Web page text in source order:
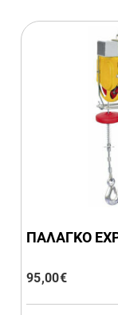
ΠΑΛΑΓΚΟ
95,00€